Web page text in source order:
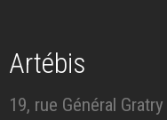
Artébis
19, rue Général Gratry